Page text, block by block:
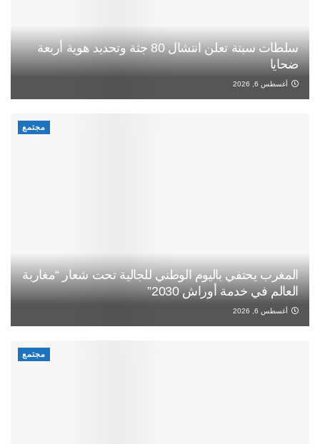
سلطات سبتة تعلن انتشال 80 جثة وتحديد هوية أربعة
ضحايا
أغسطس 6, 2026
مجتمع
المغرب يحتفي باليوم الوطني للجالية تحت شعار “مغاربة
العالم في خدمة أوراش 2030”
أغسطس 6, 2026
مجتمع